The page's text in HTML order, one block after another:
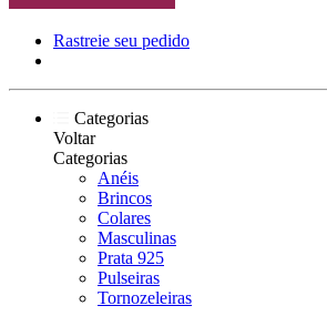
Rastreie seu pedido
Categorias
Voltar
Categorias
Anéis
Brincos
Colares
Masculinas
Prata 925
Pulseiras
Tornozeleiras